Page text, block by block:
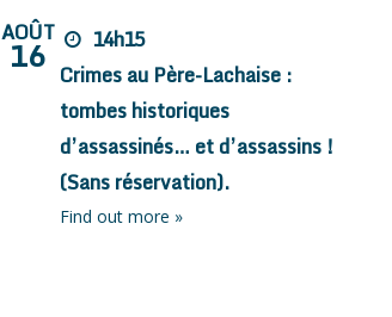
AOÛT
16
14h15
Crimes au Père-Lachaise :
tombes historiques
d’assassinés… et d’assassins !
(Sans réservation).
Find out more »